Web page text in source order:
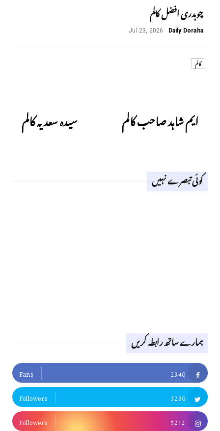
چوہدری افضل کالم
Daily Doraha
Jul 23, 2026
کالم
ایم شاہد صاحب کالم سیدہ سعدیہ کالم
کوئی تبصرے نہیں
ہمارے ساتھ رابطہ کریں
2340
Fans
3290
Followers
5212
Followers